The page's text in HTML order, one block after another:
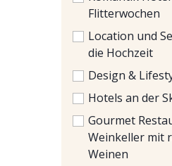
Flitterwochen
Location und
die Hochzeit
Design &
Hotels an der
Gourmet
Weinkeller mit
Weinen